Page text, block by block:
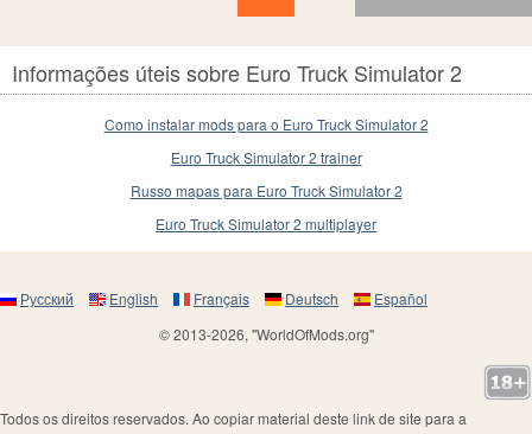
Informações úteis sobre Euro Truck Simulator 2
Como instalar mods para o Euro Truck Simulator 2
Euro Truck Simulator 2 trainer
Russo mapas para Euro Truck Simulator 2
Euro Truck Simulator 2 multiplayer
Русский English Français Deutsch
Español
© 2013-2026, "WorldOfMods.org"
Todos os direitos reservados. Ao copiar material deste link de site para a